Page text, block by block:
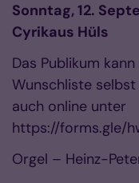
Sonntag, 12.
Cyrikaus Hüls
Das Publikum
Wunschliste
auch online unter
https://forms.gle/
Orgel – Heinz-